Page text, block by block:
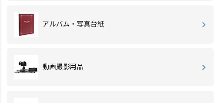
アルバム・写真台紙
動画撮影用品